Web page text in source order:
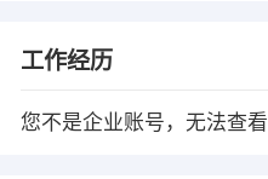
工作经历
您不是企业账号，无法查看